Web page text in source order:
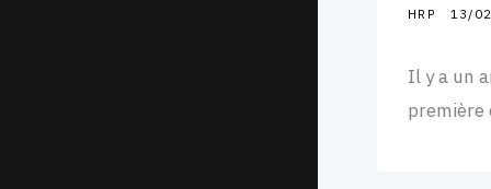
HRP 13/
Il y a un
première